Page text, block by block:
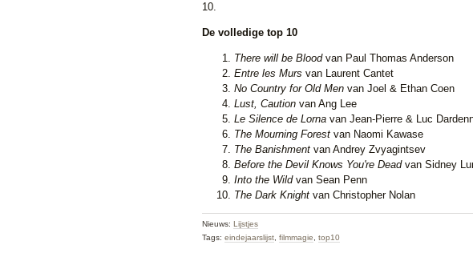
10.
De volledige top 10
There will be Bloodvan Paul Thomas Anderson
Entre les Murs van Laurent Cantet
No Country for Old Men van Joel & Ethan Coen
Lust, Caution van Ang Lee
Le Silence de Lorna van Jean-Pierre & Luc
The Mourning Forest van Naomi Kawase
The Banishment van Andrey Zvyagintsev
Before the Devil Knows You're Deadvan Sidney
Into the Wildvan Sean Penn
The Dark Knight van Christopher Nolan
Nieuws: Lijstjes
Tags: eindejaarslijst filmmagie top10